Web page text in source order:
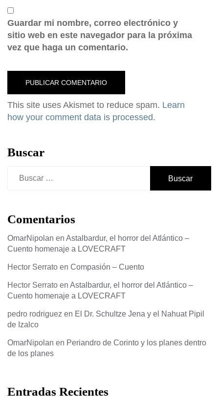
Guardar mi nombre, correo electrónico y
sitio web en este navegador para la próxima
vez que haga un comentario.
This site uses Akismet to reduce spam. Learn
how your comment data is processed.
Buscar
Comentarios
OmarNipolan en Astalbardur, el horror del Atlántico –
Cuento homenaje a LOVECRAFT
Hector Serrato en Compasión – Cuento
Hector Serrato en Astalbardur, el horror del Atlántico –
Cuento homenaje a LOVECRAFT
pedro rodriguez en El Dr. Schultze Jena y el Nahuat Pipil
de Izalco
OmarNipolan en Periandro de Corinto y los planes dentro
de los planes
Entradas Recientes